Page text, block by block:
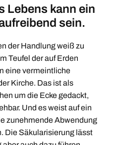
Lebens kann ein
sein.
der Handlung weiß zu
Teufel der auf Erden
eine vermeintliche
Kirche. Das ist als
um die Ecke gedackt,
Und es weist auf ein
zunehmende Abwendung
Die Säkularisierung lässt